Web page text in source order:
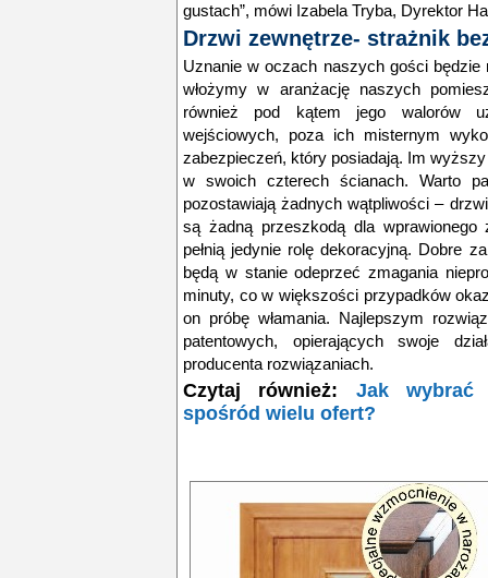
gustach”, mówi Izabela Tryba, Dyrektor
Drzwi zewnętrze- strażnik
Uznanie w oczach naszych gości będzie
włożymy w aranżację naszych
również pod kątem jego walorów
wejściowych, poza ich misternym
zabezpieczeń, który posiadają. Im
w swoich czterech ścianach. Warto
pozostawiają żadnych wątpliwości –
są żadną przeszkodą dla wprawionego
pełnią jedynie rolę dekoracyjną. Dobre
będą w stanie odeprzeć zmagania
minuty, co w większości przypadków
on próbę włamania. Najlepszym
patentowych, opierających swoje
producenta rozwiązaniach.
Czytaj również: Jak wybrać
spośród wielu ofert?